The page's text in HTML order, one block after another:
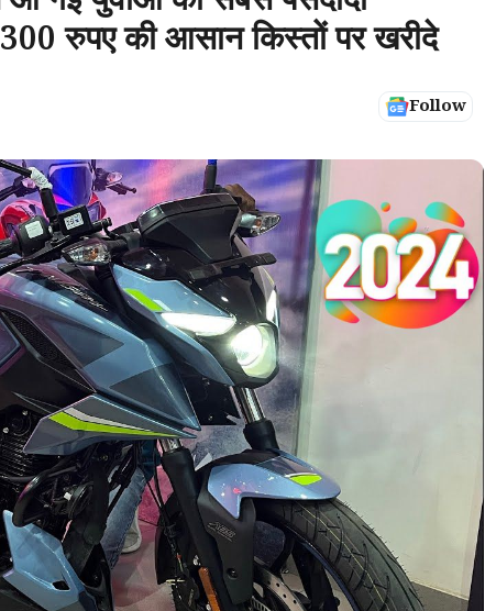
रुपए की आसान किस्तों पर खरीदे
Follow